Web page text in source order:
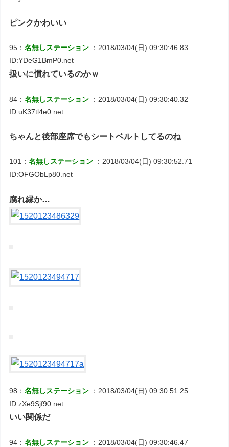
ピンクかわいい
95：名無しステーション
：2018/03/04(日) 09:30:46.83
ID:YDeG1BmP0.net
扱いに慣れているのかｗ
84：名無しステーション
：2018/03/04(日) 09:30:40.32
ID:uK37tl4e0.net
ちゃんと後部座席でもシートベルトしてるのね
101：名無しステーション
：2018/03/04(日) 09:30:52.71
ID:OFGObLp80.net
腐れ縁か…
98：名無しステーション
：2018/03/04(日) 09:30:51.25
ID:zXe9Sjf90.net
いい関係だ
94：名無しステーション
：2018/03/04(日) 09:30:46.47